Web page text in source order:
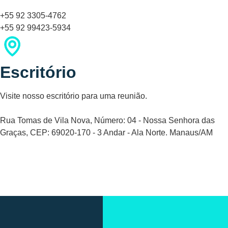
+55 92 3305-4762
+55 92 99423-5934
Escritório
Visite nosso escritório para uma reunião.
Rua Tomas de Vila Nova, Número: 04 - Nossa Senhora das
Graças, CEP: 69020-170 - 3 Andar - Ala Norte. Manaus/AM